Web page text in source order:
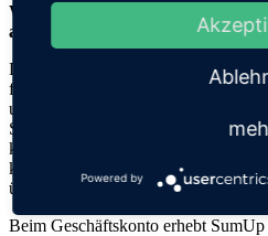
Was unterscheidet das
anderer Anbieter?
Der 360°-Ansatz bei SumUp bietet
für den Händler. Das heißt, dass
unsere Produkte entscheiden, das
Services verknüpfen und zusammen
können – unter anderem auch die
können sie viel schneller und
über ihr Geld verfügen.
Beim Geschäftskonto erhebt
Powered by